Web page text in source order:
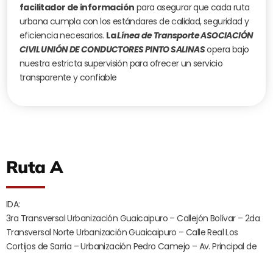
facilitador de información para asegurar que cada ruta
urbana cumpla con los estándares de calidad, seguridad y
eficiencia necesarios. LaLínea de Transporte ASOCIACIÓN
CIVIL UNIÓN DE CONDUCTORES PINTO SALINASopera bajo
nuestra estricta supervisión para ofrecer un servicio
transparente y confiable
Ruta A
IDA:
3ra Transversal Urbanización Guaicaipuro – Callejón Bolívar – 2da
Transversal Norte Urbanización Guaicaipuro – Calle Real Los
Cortijos de Sarria – Urbanización Pedro Camejo – Av. Principal de